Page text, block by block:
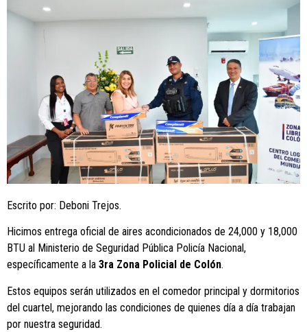
Escrito por: Deboni Trejos.
Hicimos entrega oficial de aires acondicionados de 24,000 y 18,000
BTU al Ministerio de Seguridad Pública Policía Nacional,
específicamente a la 3ra Zona Policial de Colón.
Estos equipos serán utilizados en el comedor principal y dormitorios
del cuartel, mejorando las condiciones de quienes día a día trabajan
por nuestra seguridad.